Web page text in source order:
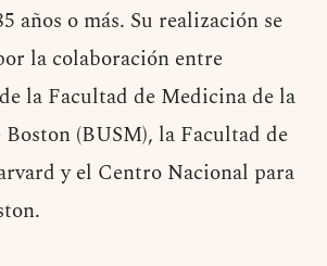
años o más. Su realización se
la colaboración entre
la Facultad de Medicina de la
(BUSM), la Facultad de
y el Centro Nacional para